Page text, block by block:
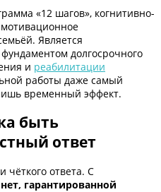
«12 шагов», когнитивно-
Является
долгосрочного
и реабилитации
работы даже самый
временный эффект.
быть
ответ
чёткого ответа. С
нет, гарантированной